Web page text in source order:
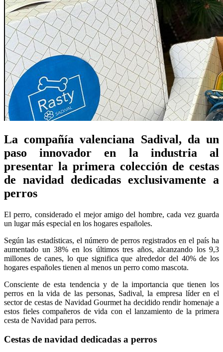
La compañía valenciana Sadival, da un
paso innovador en la industria al
presentar la primera colección de cestas
de navidad dedicadas exclusivamente a
perros
El perro, considerado el mejor amigo del hombre, cada vez guarda
un lugar más especial en los hogares españoles.
Según las estadísticas, el número de perros registrados en el país ha
aumentado un 38% en los últimos tres años, alcanzando los 9,3
millones de canes, lo que significa que alrededor del 40% de los
hogares españoles tienen al menos un perro como mascota.
Consciente de esta tendencia y de la importancia que tienen los
perros en la vida de las personas, Sadival, la empresa líder en el
sector de cestas de Navidad Gourmet ha decidido rendir homenaje a
estos fieles compañeros de vida con el lanzamiento de la primera
cesta de Navidad para perros.
Cestas de navidad dedicadas a perros